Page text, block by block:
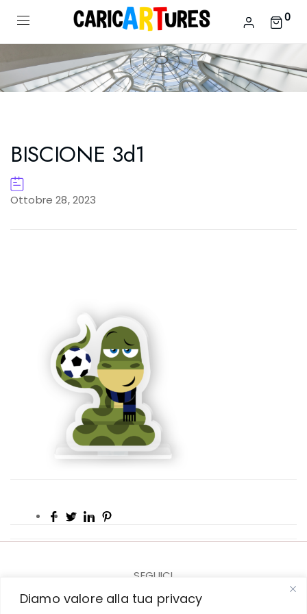
Diamo valore alla tua privacy
0
BISCIONE 3d1
Ottobre 28, 2023
SEGUICI